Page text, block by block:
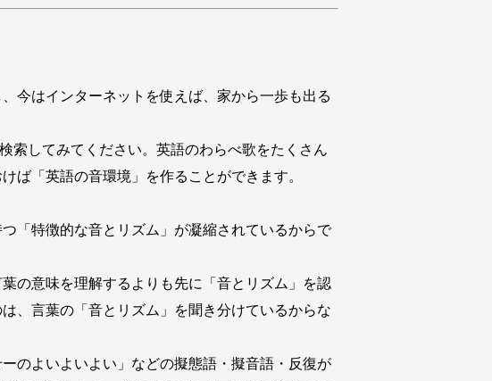
今はインターネットを使えば、家から一歩も出る
索してみてください。英語のわらべ歌をたくさん
ば「英語の音環境」を作ることができます。
「特徴的な音とリズム」が凝縮されているからで
の意味を理解するよりも先に「音とリズム」を認
、言葉の「音とリズム」を聞き分けているからな
のよいよいよい」などの擬態語・擬音語・反復が